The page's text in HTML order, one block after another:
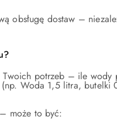
obsługę dostaw –
Twoich potrzeb – ile
Woda 1,5 litra,
może to być: